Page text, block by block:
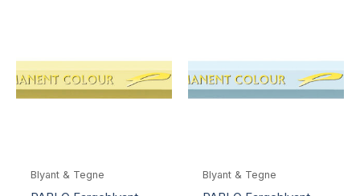
Blyant & Tegne Blyant & Tegne